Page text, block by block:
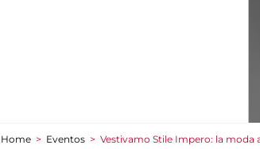
Home > Eventos > Vestivamo Stile Impero: la moda